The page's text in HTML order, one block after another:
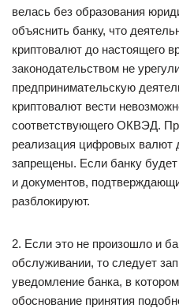
велась без образования
объяснить банку, что
криптовалют до настоящего
законодательством не
предпринимательскую
криптовалют вести
соответствующего ОКВЭД.
реализация цифровых валют
запрещены. Если банку
и документов,
разблокируют.
2. Если это не произошло и
обслуживании, то следует
уведомление банка, в
обоснование принятия